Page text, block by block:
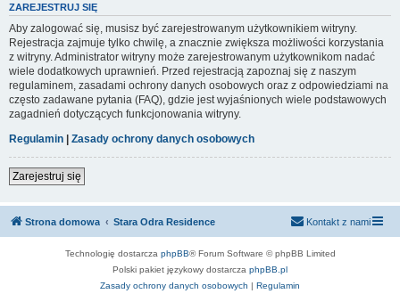
ZAREJESTRUJ SIĘ
Aby zalogować się, musisz być zarejestrowanym użytkownikiem witryny.
Rejestracja zajmuje tylko chwilę, a znacznie zwiększa możliwości korzystania
z witryny. Administrator witryny może zarejestrowanym użytkownikom nadać
wiele dodatkowych uprawnień. Przed rejestracją zapoznaj się z naszym
regulaminem, zasadami ochrony danych osobowych oraz z odpowiedziami na
często zadawane pytania (FAQ), gdzie jest wyjaśnionych wiele podstawowych
zagadnień dotyczących funkcjonowania witryny.
Regulamin | Zasady ochrony danych osobowych
Zarejestruj się
Strona domowa Stara Odra Residence Kontakt z nami
Technologię dostarcza phpBB® Forum Software © phpBB Limited
Polski pakiet językowy dostarcza phpBB.pl
Zasady ochrony danych osobowych | Regulamin